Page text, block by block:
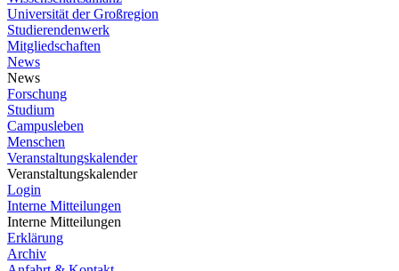
Universität der Großregion
Studierendenwerk
Mitgliedschaften
News
News
Forschung
Studium
Campusleben
Menschen
Veranstaltungskalender
Veranstaltungskalender
Login
Interne Mitteilungen
Interne Mitteilungen
Erklärung
Archiv